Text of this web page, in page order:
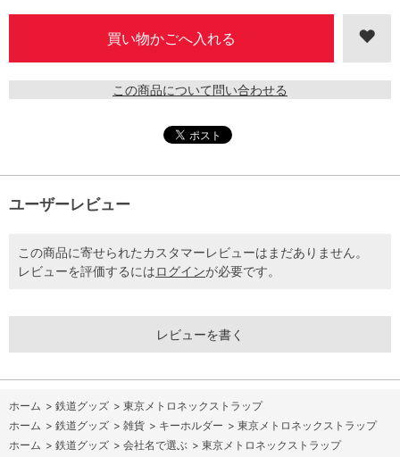
この商品について問い合わせる
ユーザーレビュー
この商品に寄せられたカスタマーレビューはまだありません。
レビューを評価するにはログインが必要です。
レビューを書く
ホーム > 鉄道グッズ > 東京メトロネックストラップ
ホーム > 鉄道グッズ > 雑貨 > キーホルダー > 東京メトロネックストラップ
ホーム > 鉄道グッズ > 会社名で選ぶ > 東京メトロネックストラップ